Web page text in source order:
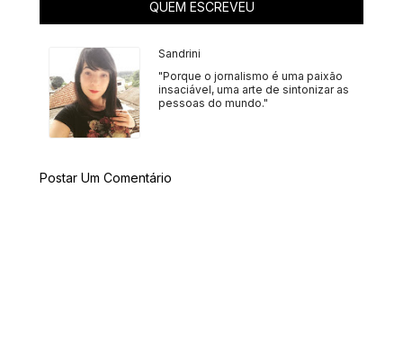
QUEM ESCREVEU
Sandrini
"Porque o jornalismo é uma paixão
insaciável, uma arte de sintonizar as
pessoas do mundo."
Postar Um Comentário